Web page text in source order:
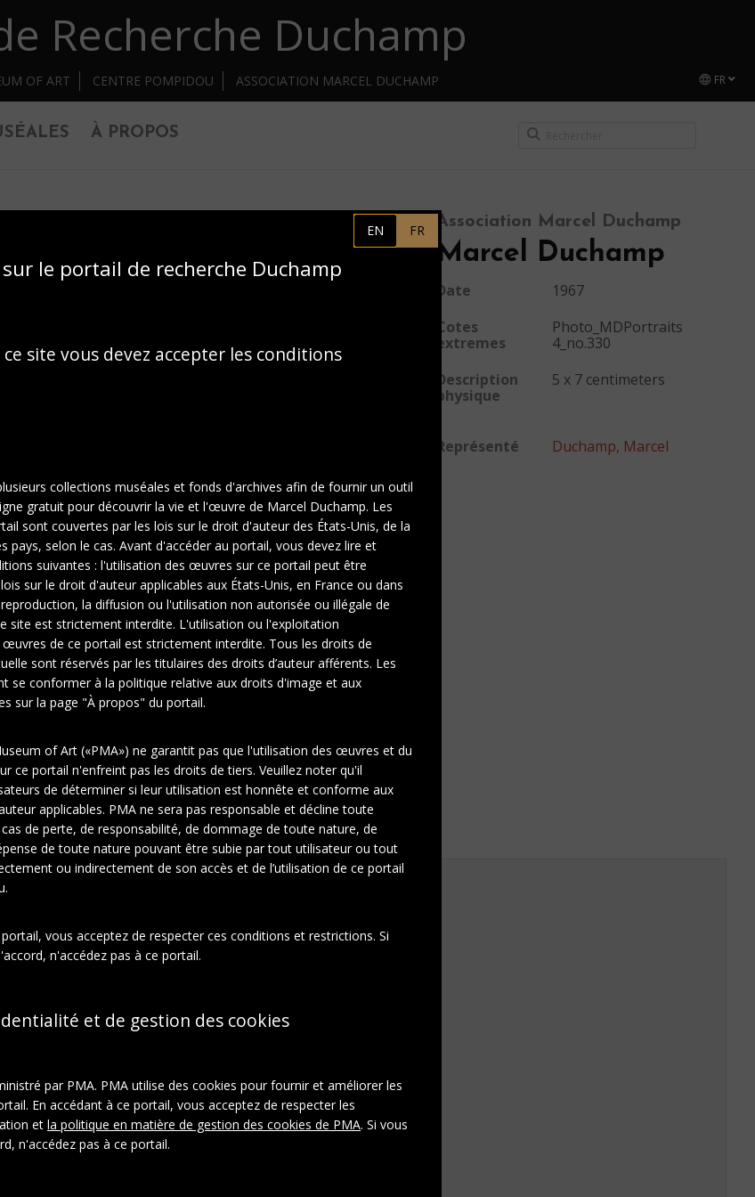
Recherche Duchamp
FR
OF ART CENTRE POMPIDOU ASSOCIATION MARCEL DUCHAMP
À PROPOS
2
Association Marcel Duchamp
Marcel Duchamp
Date
1967
Cotes
extremes
Photo_MDPortraits
4_no.330
Description
physique
5 x 7 centimeters
Représenté Duchamp, Marcel
À propos de cet objet
photographiques
aspace_00872384198fd6bd09b7c65cd0627242
EN FR
le portail de recherche Duchamp
site vous devez accepter les conditions
collections muséales et fonds d'archives afin de fournir un outil
gratuit pour découvrir la vie et l'œuvre de Marcel Duchamp. Les
sont couvertes par les lois sur le droit d'auteur des États-Unis, de la
pays, selon le cas. Avant d'accéder au portail, vous devez lire et
suivantes : l'utilisation des œuvres sur ce portail peut être
sur le droit d'auteur applicables aux États-Unis, en France ou dans
la diffusion ou l'utilisation non autorisée ou illégale de
site est strictement interdite. L'utilisation ou l'exploitation
de ce portail est strictement interdite. Tous les droits de
sont réservés par les titulaires des droits d’auteur afférents. Les
se conformer à la politique relative aux droits d'image et aux
sur la page "À propos" du portail.
of Art («PMA») ne garantit pas que l'utilisation des œuvres et du
ce portail n'enfreint pas les droits de tiers. Veuillez noter qu'il
de déterminer si leur utilisation est honnête et conforme aux
applicables. PMA ne sera pas responsable et décline toute
de perte, de responsabilité, de dommage de toute nature, de
de toute nature pouvant être subie par tout utilisateur ou tout
ou indirectement de son accès et de l’utilisation de ce portail
vous acceptez de respecter ces conditions et restrictions. Si
n'accédez pas à ce portail.
et de gestion des cookies
par PMA. PMA utilise des cookies pour fournir et améliorer les
En accédant à ce portail, vous acceptez de respecter les
et la politique en matière de gestion des cookies de PMA. Si vous
n'accédez pas à ce portail.